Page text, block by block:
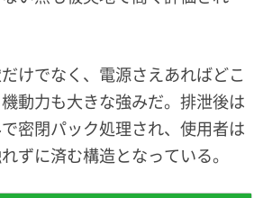
けでなく、電源さえあればどこ
動力も大きな強みだ。排泄後は
密閉パック処理され、使用者は
ずに済む構造となっている。